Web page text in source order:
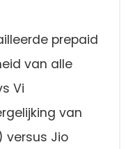
prepaid
van alle
Vi
van
versus Jio